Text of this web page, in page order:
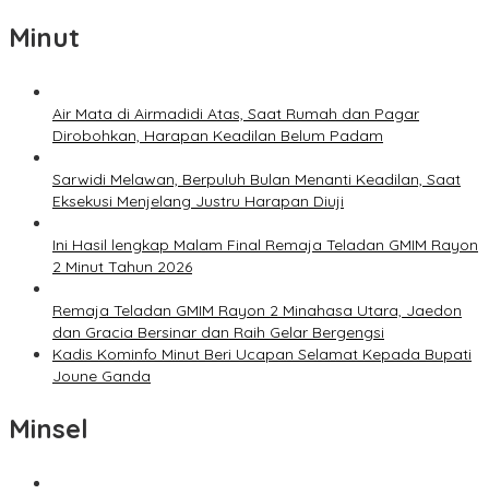
Minut
Air Mata di Airmadidi Atas, Saat Rumah dan Pagar
Dirobohkan, Harapan Keadilan Belum Padam
Sarwidi Melawan, Berpuluh Bulan Menanti Keadilan, Saat
Eksekusi Menjelang Justru Harapan Diuji
Ini Hasil lengkap Malam Final Remaja Teladan GMIM Rayon
2 Minut Tahun 2026
Remaja Teladan GMIM Rayon 2 Minahasa Utara, Jaedon
dan Gracia Bersinar dan Raih Gelar Bergengsi
Kadis Kominfo Minut Beri Ucapan Selamat Kepada Bupati
Joune Ganda
Minsel